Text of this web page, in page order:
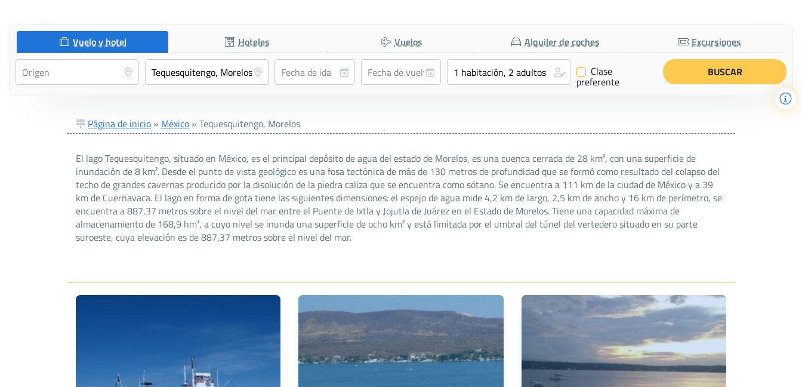
Vuelo y hotel Hoteles Vuelos Alquiler de coches Excursiones
✔ Clase
preferente
Página de inicio » México » Tequesquitengo, Morelos
El lago Tequesquitengo, situado en México, es el principal depósito de agua del estado de Morelos, es una cuenca cerrada de 28 km², con una superficie de
inundación de 8 km². Desde el punto de vista geológico es una fosa tectónica de más de 130 metros de profundidad que se formó como resultado del colapso del
techo de grandes cavernas producido por la disolución de la piedra caliza que se encuentra como sótano. Se encuentra a 111 km de la ciudad de México y a 39
km de Cuernavaca. El lago en forma de gota tiene las siguientes dimensiones: el espejo de agua mide 4,2 km de largo, 2,5 km de ancho y 16 km de perímetro, se
encuentra a 887,37 metros sobre el nivel del mar entre el Puente de Ixtla y Jojutla de Juárez en el Estado de Morelos. Tiene una capacidad máxima de
almacenamiento de 168,9 hm³, a cuyo nivel se inunda una superficie de ocho km² y está limitada por el umbral del túnel del vertedero situado en su parte
suroeste, cuya elevación es de 887,37 metros sobre el nivel del mar.